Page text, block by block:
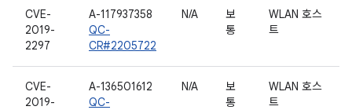
CVE-
2019-
2297
A-117937358
QC-
CR#2205722
N/A
보
통
WLAN 호스
트
CVE-
2019-
A-136501612
QC-
N/A
보
통
WLAN 호스
트